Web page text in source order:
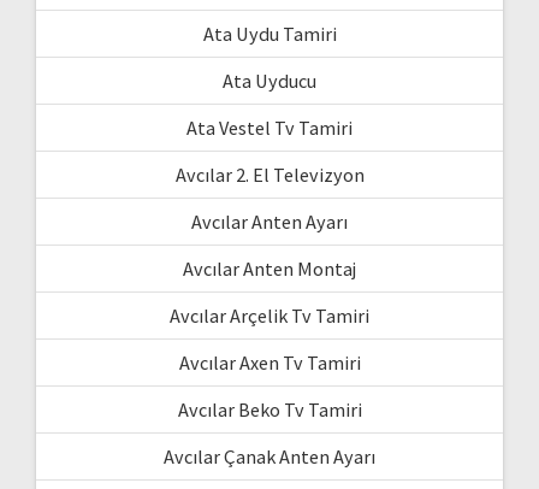
Ata Uydu Tamiri
Ata Uyducu
Ata Vestel Tv Tamiri
Avcılar 2. El Televizyon
Avcılar Anten Ayarı
Avcılar Anten Montaj
Avcılar Arçelik Tv Tamiri
Avcılar Axen Tv Tamiri
Avcılar Beko Tv Tamiri
Avcılar Çanak Anten Ayarı